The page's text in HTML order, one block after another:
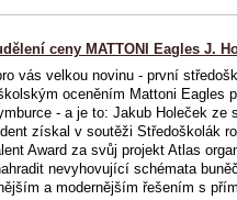
ceny MATTONI Eagles J.
vás velkou novinu - první
oceněním Mattoni Eagles
- a je to: Jakub Holeček ze
získal v soutěži Středoškolák
Award za svůj projekt Atlas
nevyhovující schémata
a modernějším řešením s